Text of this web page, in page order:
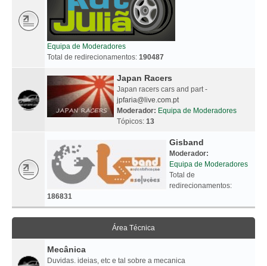
Equipa de Moderadores
Total de redirecionamentos: 190487
Japan Racers
Japan racers cars and part -
jpfaria@live.com.pt
Moderador: Equipa de Moderadores
Tópicos: 13
Gisband
Moderador:
Equipa de Moderadores
Total de
redirecionamentos:
186831
Área Técnica
Mecânica
Duvidas. ideias, etc e tal sobre a mecanica